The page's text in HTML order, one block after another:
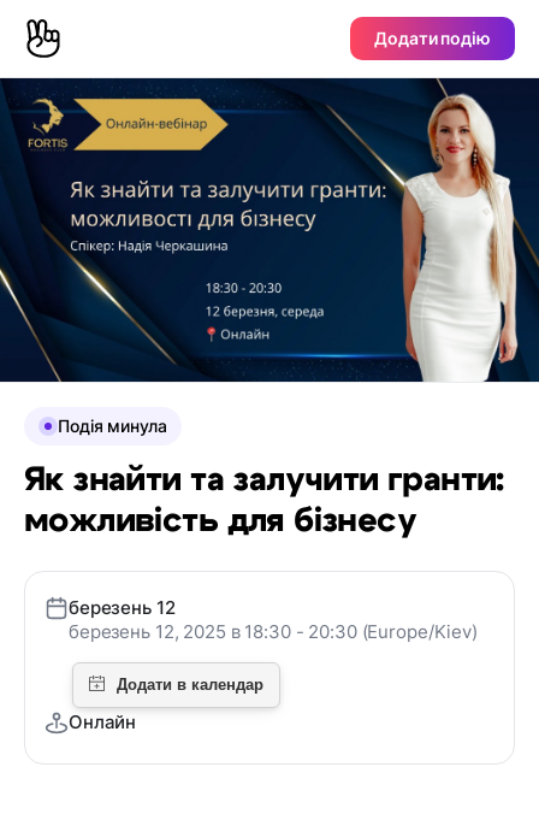
Додати подію
Подія минула
Як знайти та залучити гранти:
можливість для бізнесу
березень 12
березень 12, 2025 в 18:30 - 20:30 (Europe/Kiev)
Онлайн